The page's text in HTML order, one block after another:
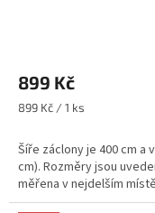
899 Kč
Měrná
899 Kč / 1 ks
Šíře záclony je 400 cm a
cm). Rozměry jsou
měřena v nejdelším